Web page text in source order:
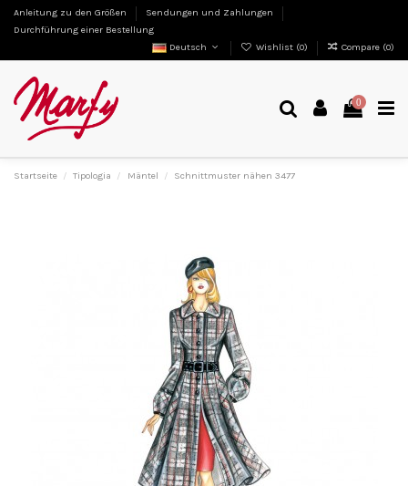
Anleitung zu den Größen
Sendungen und Zahlungen
Durchführung einer Bestellung
Deutsch
Wishlist (0) Compare (0)
0
Startseite Tipologia Mäntel Schnittmuster nähen 3477